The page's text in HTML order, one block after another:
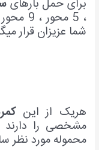
برای حمل بارهای
شما عزیزان قرار
هریک از این
مشخصی را
محموله مورد نظر